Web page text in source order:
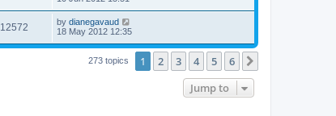
12572 by dianegavaud
18 May 2012 12:35
273 topics 1 2 3 4 5 6
Jump to